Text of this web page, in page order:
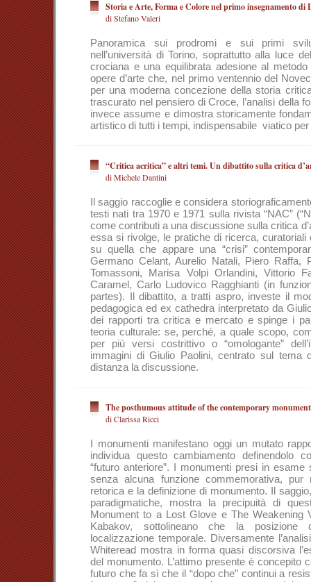
Storia e Arte, Forma e Colore nel primo insegnamento di
di Stefano Valeri
Panoramica sui prodromi e sui primi
nell’università di Torino, soprattutto alla luce
crociana e una equilibrata adesione al
opere d’arte che, nel primo ventennio del
per una moderna concezione della storia
trascurato nel pensiero di Croce, l’analisi della
invece assume e dimostra storicamente
artistico di tutti i tempi, indispensabile viatico
“Critica acritica” e altri temi. Un dibattito sulla critica
di Michele Dantini
Il saggio raccoglie e considera
testi nati tra 1970 e 1971 sulla rivista “NAC”
come contributi a una discussione sulla critica
essa si rivolge, le pratiche di ricerca,
su quella che appare una “crisi”
Germano Celant, Aurelio Natali, Piero Raffa,
Tomassoni, Marisa Volpi Orlandini, Vittorio
Caramel, Carlo Ludovico Ragghianti (in
partes). Il dibattito, a tratti aspro, investe il
pedagogica ed ex cathedra interpretato da
dei rapporti tra critica e mercato e spinge i
teoria culturale: se, perché, a quale scopo,
per più versi costrittivo o “omologante”
immagini di Giulio Paolini, centrato sul tema
distanza la discussione.
The posthumous attitude of the contemporary
di Clarissa Ricci
I monumenti manifestano oggi un mutato
individua questo cambiamento definendolo
“futuro anteriore”. I monumenti presi in
senza alcuna funzione commemorativa, pur
retorica e la definizione di monumento. Il
paradigmatiche, mostra la precipuità di
Monument to a Lost Glove e The Weakening
Kabakov, sottolineano che la posizione
localizzazione temporale. Diversamente
Whiteread mostra in forma quasi discorsiva
del monumento. L’attimo presente è concepito
futuro che fa sì che il “dopo che” continui a